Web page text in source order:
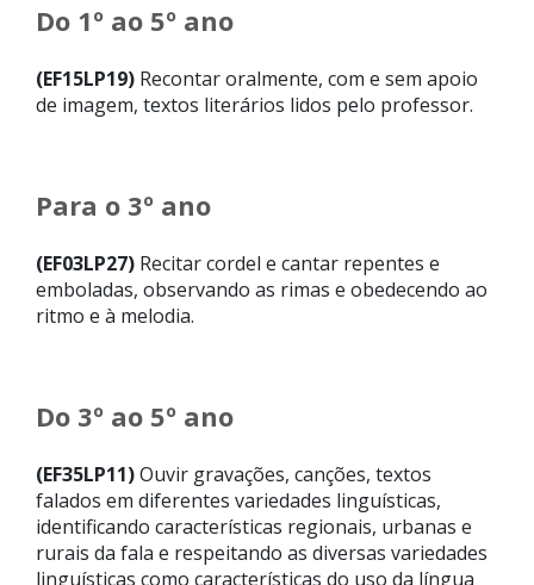
Do 1º ao 5º ano
(EF15LP19) Recontar oralmente, com e sem apoio
de imagem, textos literários lidos pelo professor.
Para o 3º ano
(EF03LP27) Recitar cordel e cantar repentes e
emboladas, observando as rimas e obedecendo ao
ritmo e à melodia.
Do 3º ao 5º ano
(EF35LP11)Ouvir gravações, canções, textos
falados em diferentes variedades linguísticas,
identificando características regionais, urbanas e
rurais da fala e respeitando as diversas variedades
linguísticas como características do uso da língua